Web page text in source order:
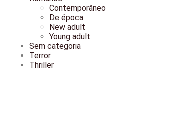
Contemporâneo
De época
New adult
Young adult
Sem categoria
Terror
Thriller